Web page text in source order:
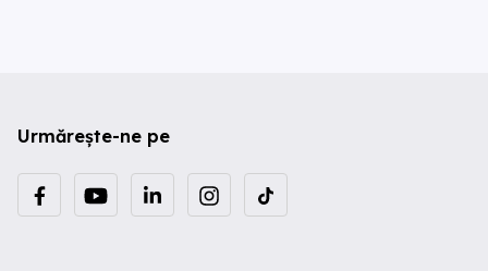
Urmărește-ne pe